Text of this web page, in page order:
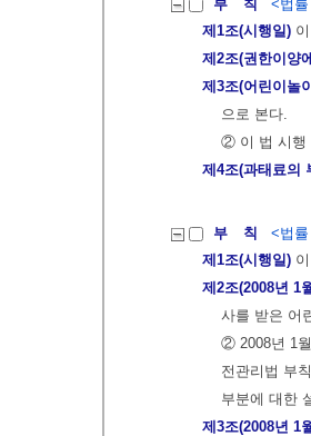
부 칙
<법
제1조(시행일)
제2조(권한이양
제3조(어린이놀
으로 본다.
② 이 법 시행
제4조(과태료의
부 칙
<법
제1조(시행일)
제2조(2008년 1
사를 받은 어
② 2008년 1
전관리법 부
부분에 대한
제3조(2008년 1